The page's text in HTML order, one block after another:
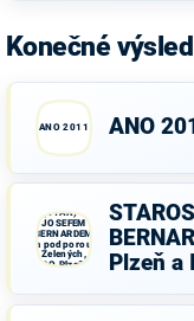
Konečné
ANO 2011 ANO
(STAN) s
JOSEFEM
BERNARDEM
a podporou
Zelených,
PRO Plzeň a
Plzeň a